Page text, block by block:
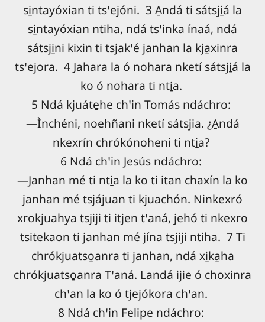
si̱ntayóxian ti tsꞌejóni. 3 A̱ndá ti sátsji̱á la
si̱ntayóxian ntiha, ndá tsꞌinka ínaá, ndá
sátsji̱ni kixin ti tsjakꞌé janhan la kja̱xinra
tsꞌejora. 4 Jahara la ó nohara nketí sátsji̱á la
ko ó nohara ti nti̱a.
5 Ndá kjuáte̱he chꞌin Tomás ndáchro:
―Ìnchéni, noehñani nketí sátsjia. ¿A̱ndá
nkexrín chrókónoheni ti nti̱a?
6 Ndá chꞌin Jesús ndáchro:
―Janhan mé ti nti̱a la ko ti itan chaxín la ko
janhan mé tsjájuan ti kjuachón. Ninkexró
xrokjuahya tsjiji ti itjen tꞌaná, jehó ti nkexro
tsitekaon ti janhan mé jína tsjiji ntiha. 7 Ti
chrókjuatso̱anra ti janhan, ndá xi̱ka̱ha
chrókjuatso̱anra Tꞌaná. Landá ijie ó choxinra
chꞌan la ko ó tjejókora chꞌan.
8 Ndá chꞌin Felipe ndáchro: